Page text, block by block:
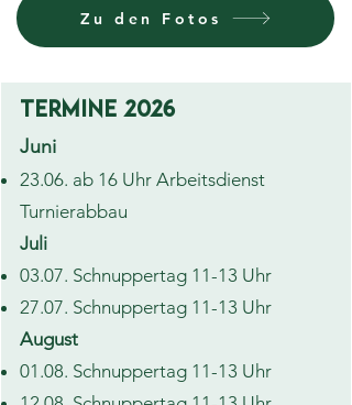
Zu den Fotos
Termine 2026
Juni​​
23.06. ab 16 Uhr Arbeitsdienst
Turnierabbau
Juli
03.07. Schnuppertag 11-13 Uhr
27.07. Schnuppertag 11-13 Uhr
August
01.08. Schnuppertag 11-13 Uhr